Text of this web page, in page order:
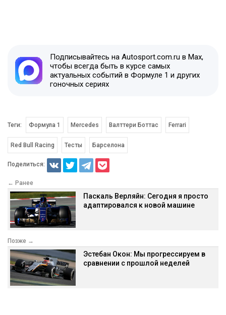
Подписывайтесь на Autosport.com.ru в Max,
чтобы всегда быть в курсе самых
актуальных событий в Формуле 1 и других
гоночных сериях
Теги: Формула 1 Mercedes Валттери Боттас Ferrari
Red Bull Racing Тесты Барселона
Поделиться:
← Ранее
Паскаль Верляйн: Сегодня я просто
адаптировался к новой машине
Позже →
Эстебан Окон: Мы прогрессируем в
сравнении с прошлой неделей